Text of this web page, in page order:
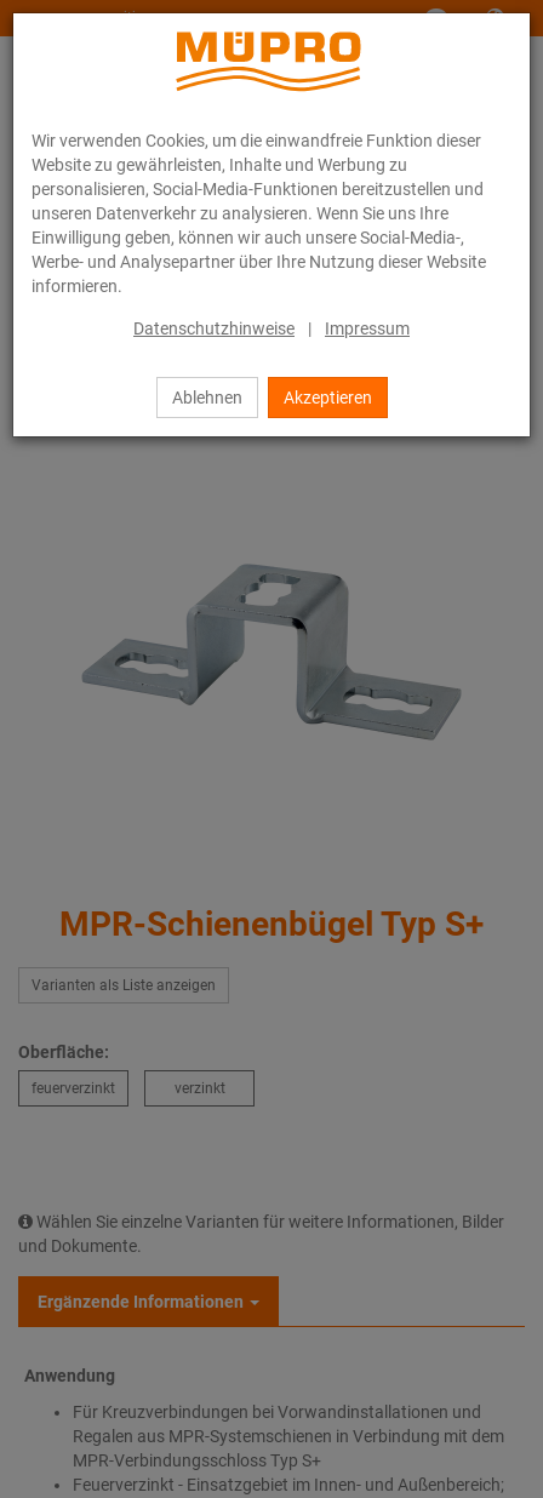
Wir verwenden Cookies, um die einwandfreie Funktion dieser
Website zu gewährleisten, Inhalte und Werbung zu
personalisieren, Social-Media-Funktionen bereitzustellen und
unseren Datenverkehr zu analysieren. Wenn Sie uns Ihre
Einwilligung geben, können wir auch unsere Social-Media-,
Werbe- und Analysepartner über Ihre Nutzung dieser Website
informieren.
Datenschutzhinweise | Impressum
Ablehnen Akzeptieren
www.muepro-maritim.com
Online-Katalog Befestigungstechnik
Lüftungsbefestigung
Installationsschienen für die Lüftungsbefestigung
MPR-Systemschienen (leichter bis mittlerer Lastbereich)
MPR-Schienenbügel Typ S+
Varianten als Liste anzeigen
Oberfläche:
feuerverzinkt verzinkt
Wählen Sie einzelne Varianten für weitere Informationen, Bilder
und Dokumente.
Ergänzende Informationen
Anwendung
Für Kreuzverbindungen bei Vorwandinstallationen und
Regalen aus MPR-Systemschienen in Verbindung mit dem
MPR-Verbindungsschloss Typ S+
Feuerverzinkt - Einsatzgebiet im Innen- und Außenbereich;